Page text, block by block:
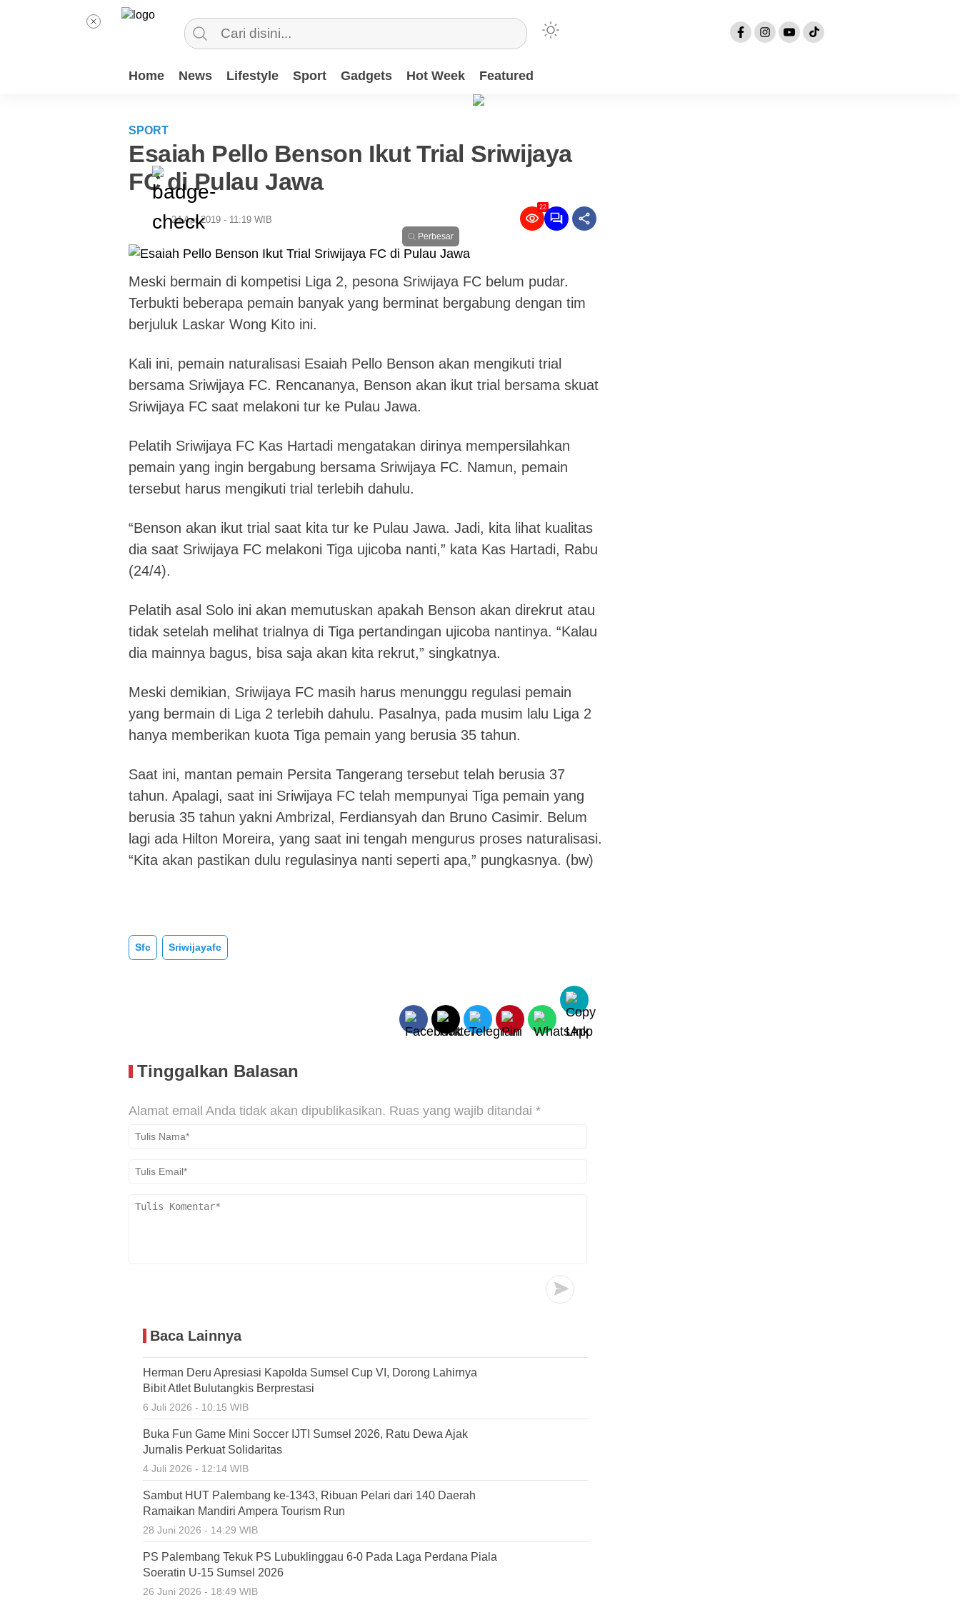
Home News Lifestyle Sport Gadgets Hot Week Featured
SPORT
Esaiah Pello Benson Ikut Trial Sriwijaya
FC di Pulau Jawa
24 Apr 2019 - 11:19 WIB
22
Perbesar
Meski bermain di kompetisi Liga 2, pesona Sriwijaya FC belum pudar.
Terbukti beberapa pemain banyak yang berminat bergabung dengan tim
berjuluk Laskar Wong Kito ini.
Kali ini, pemain naturalisasi Esaiah Pello Benson akan mengikuti trial
bersama Sriwijaya FC. Rencananya, Benson akan ikut trial bersama skuat
Sriwijaya FC saat melakoni tur ke Pulau Jawa.
Pelatih Sriwijaya FC Kas Hartadi mengatakan dirinya mempersilahkan
pemain yang ingin bergabung bersama Sriwijaya FC. Namun, pemain
tersebut harus mengikuti trial terlebih dahulu.
“Benson akan ikut trial saat kita tur ke Pulau Jawa. Jadi, kita lihat kualitas
dia saat Sriwijaya FC melakoni Tiga ujicoba nanti,” kata Kas Hartadi, Rabu
(24/4).
Pelatih asal Solo ini akan memutuskan apakah Benson akan direkrut atau
tidak setelah melihat trialnya di Tiga pertandingan ujicoba nantinya. “Kalau
dia mainnya bagus, bisa saja akan kita rekrut,” singkatnya.
Meski demikian, Sriwijaya FC masih harus menunggu regulasi pemain
yang bermain di Liga 2 terlebih dahulu. Pasalnya, pada musim lalu Liga 2
hanya memberikan kuota Tiga pemain yang berusia 35 tahun.
Saat ini, mantan pemain Persita Tangerang tersebut telah berusia 37
tahun. Apalagi, saat ini Sriwijaya FC telah mempunyai Tiga pemain yang
berusia 35 tahun yakni Ambrizal, Ferdiansyah dan Bruno Casimir. Belum
lagi ada Hilton Moreira, yang saat ini tengah mengurus proses naturalisasi.
“Kita akan pastikan dulu regulasinya nanti seperti apa,” pungkasnya. (bw)
Sfc Sriwijayafc
Tinggalkan Balasan
Alamat email Anda tidak akan dipublikasikan. Ruas yang wajib ditandai *
Baca Lainnya
Herman Deru Apresiasi Kapolda Sumsel Cup VI, Dorong Lahirnya
Bibit Atlet Bulutangkis Berprestasi
6 Juli 2026 - 10:15 WIB
Buka Fun Game Mini Soccer IJTI Sumsel 2026, Ratu Dewa Ajak
Jurnalis Perkuat Solidaritas
4 Juli 2026 - 12:14 WIB
Sambut HUT Palembang ke-1343, Ribuan Pelari dari 140 Daerah
Ramaikan Mandiri Ampera Tourism Run
28 Juni 2026 - 14:29 WIB
PS Palembang Tekuk PS Lubuklinggau 6-0 Pada Laga Perdana Piala
Soeratin U-15 Sumsel 2026
26 Juni 2026 - 18:49 WIB